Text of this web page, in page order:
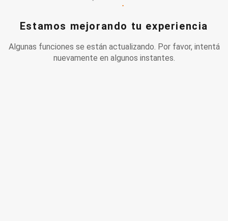
Estamos mejorando tu experiencia
Algunas funciones se están actualizando. Por favor, intentá
nuevamente en algunos instantes.